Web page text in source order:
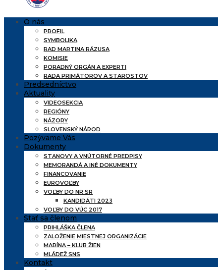
O nás
PROFIL
SYMBOLIKA
RAD MARTINA RÁZUSA
KOMISIE
PORADNÝ ORGÁN A EXPERTI
RADA PRIMÁTOROV A STAROSTOV
Predsedníctvo
Aktuality
VIDEOSEKCIA
REGIÓNY
NÁZORY
SLOVENSKÝ NÁROD
Pozývame Vás
Dokumenty
STANOVY A VNÚTORNÉ PREDPISY
MEMORANDÁ A INÉ DOKUMENTY
FINANCOVANIE
EUROVOĽBY
VOĽBY DO NR SR
KANDIDÁTI 2023
VOĽBY DO VÚC 2017
Stať sa členom
PRIHLÁŠKA ČLENA
ZALOŽENIE MIESTNEJ ORGANIZÁCIE
MARÍNA – KLUB ŽIEN
MLÁDEŽ SNS
Kontakt